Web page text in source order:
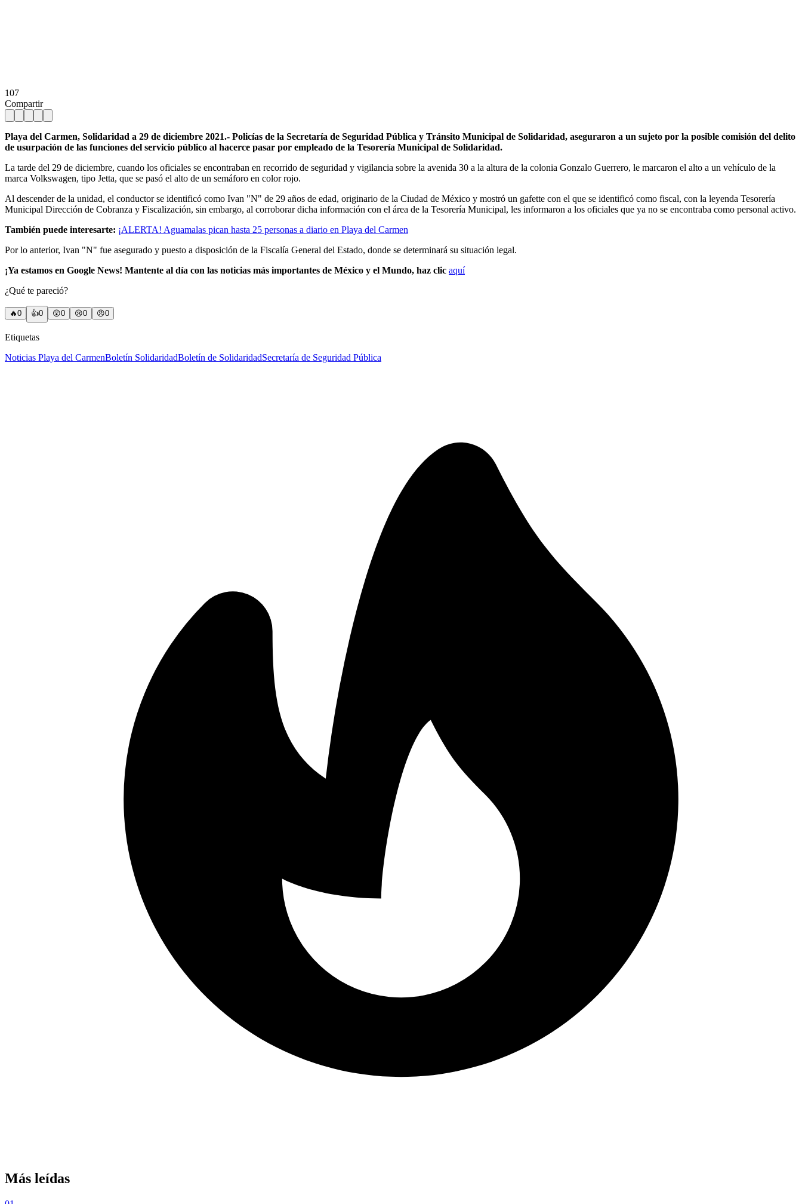
107
Compartir
Playa del Carmen, Solidaridad a 29 de diciembre 2021.- Policías de la Secretaría de Seguridad Pública y Tránsito Municipal de Solidaridad, aseguraron a un sujeto por la posible comisión del delito
de usurpación de las funciones del servicio público al hacerce pasar por empleado de la Tesorería Municipal de Solidaridad.
La tarde del 29 de diciembre, cuando los oficiales se encontraban en recorrido de seguridad y vigilancia sobre la avenida 30 a la altura de la colonia Gonzalo Guerrero, le marcaron el alto a un vehículo de la
marca Volkswagen, tipo Jetta, que se pasó el alto de un semáforo en color rojo.
Al descender de la unidad, el conductor se identificó como Ivan "N" de 29 años de edad, originario de la Ciudad de México y mostró un gafette con el que se identificó como fiscal, con la leyenda Tesorería
Municipal Dirección de Cobranza y Fiscalización, sin embargo, al corroborar dicha información con el área de la Tesorería Municipal, les informaron a los oficiales que ya no se encontraba como personal activo.
También puede interesarte: ¡ALERTA! Aguamalas pican hasta 25 personas a diario en Playa del Carmen
Por lo anterior, Ivan "N" fue asegurado y puesto a disposición de la Fiscalía General del Estado, donde se determinará su situación legal.
¡Ya estamos en Google News! Mantente al día con las noticias más importantes de México y el Mundo, haz clic aquí
¿Qué te pareció?
🔥0 👍0 😲0 😢0 😠0
Etiquetas
Noticias Playa del CarmenBoletín SolidaridadBoletín de SolidaridadSecretaría de Seguridad Pública
Más leídas